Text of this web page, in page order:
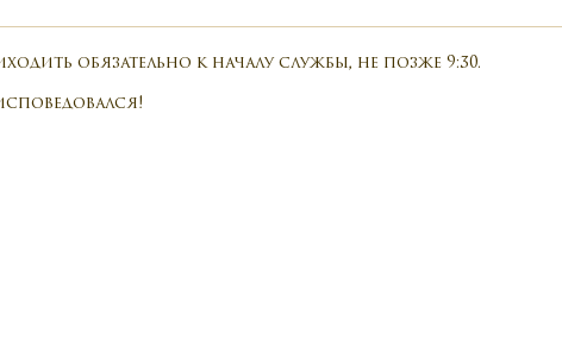
обязательно к началу службы, не позже 9:30.